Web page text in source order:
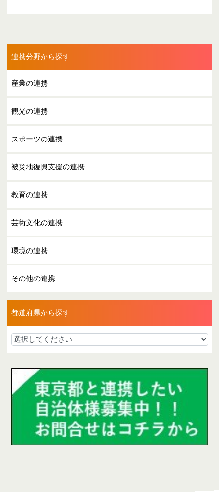
連携分野から探す
産業の連携
観光の連携
スポーツの連携
被災地復興支援の連携
教育の連携
芸術文化の連携
環境の連携
その他の連携
都道府県から探す